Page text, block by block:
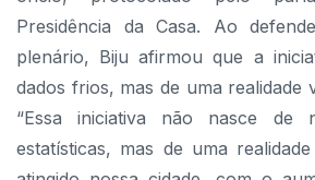
Presidência da Casa. Ao
plenário, Biju afirmou que a
dados frios, mas de uma realidade
“Essa iniciativa não nasce de
estatísticas, mas de uma